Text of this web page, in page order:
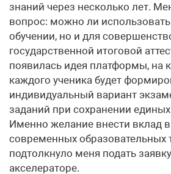
знаний через несколько лет.
вопрос: можно ли
обучении, но и для
государственной итоговой
появилась идея платформы, на
каждого ученика будет
индивидуальный вариант
заданий при сохранении
Именно желание внести вклад
современных образовательных
подтолкнуло меня подать
акселераторе.